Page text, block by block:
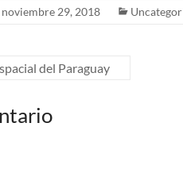
noviembre 29, 2018
del Paraguay